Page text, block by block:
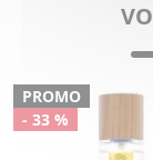
PROMO
- 33 %